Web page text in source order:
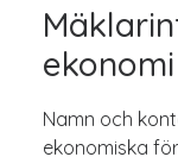
Namn och
ekonomiska